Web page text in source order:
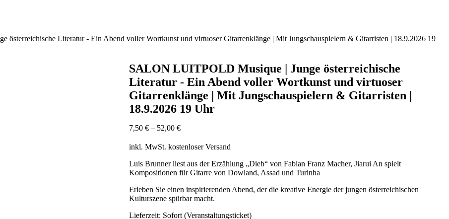
Literatur - Ein Abend voller Wortkunst und virtuoser Gitarrenklänge | Mit Jungschauspielern & Gitarristen | 18.9.2026 19
SALON LUITPOLD Musique | Junge österreichische
Literatur - Ein Abend voller Wortkunst und virtuoser
Gitarrenklänge | Mit Jungschauspielern & Gitarristen |
18.9.2026 19 Uhr
7,50 €– 52,00 €
inkl. MwSt. kostenloser Versand
Luis Brunner liest aus der Erzählung „Dieb“ von Fabian Franz Macher, Jiarui An spielt
Kompositionen für Gitarre von Dowland, Assad und Turinha
Erleben Sie einen inspirierenden Abend, der die kreative Energie der jungen österreichischen
Kulturszene spürbar macht.
Lieferzeit: Sofort (Veranstaltungsticket)